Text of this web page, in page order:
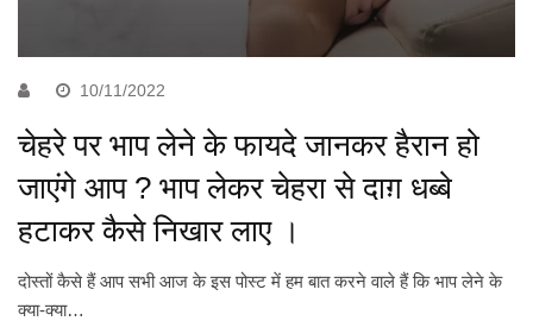
10/11/2022
चेहरे पर भाप लेने के फायदे जानकर हैरान हो
जाएंगे आप ? भाप लेकर चेहरा से दाग़ धब्बे
हटाकर कैसे निखार लाए ।
दोस्तों कैसे हैं आप सभी आज के इस पोस्ट में हम बात करने वाले हैं कि भाप लेने के
क्या-क्या…